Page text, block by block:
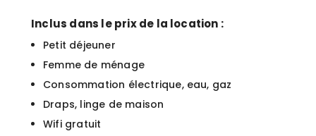
Inclus dans le prix de la location :
Petit déjeuner
Femme de ménage
Consommation électrique, eau, gaz
Draps, linge de maison
Wifi gratuit